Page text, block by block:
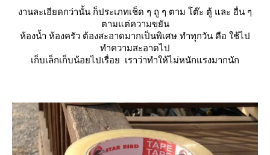
งานละเอียดกว่านั้น ก็ประเภทเช็ด ๆ ถู ๆ ตาม โต๊ะ ตู้ และ อื่น ๆ
ตามแต่ความขยัน
ห้องน้ำ ห้องครัว ต้องสะอาดมากเป็นพิเศษ ทำทุกวัน คือ ใช้ไป
ทำความสะอาดไป
เก็บเล็กเก็บน้อยไปเรื่อย เราว่าทำให้ไม่หนักแรงมากนัก